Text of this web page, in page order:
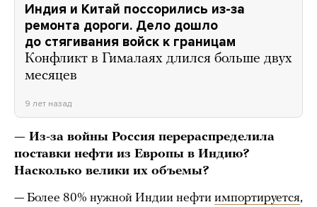
Индия и Китай поссорились из-за
ремонта дороги. Дело дошло
до стягивания войск к границам
Конфликт в Гималаях длился больше двух
месяцев
9 лет назад
— Из-за войны Россия перераспределила
поставки нефти из Европы в Индию?
Насколько велики их объемы?
— Более 80% нужной Индии нефти импортируется,